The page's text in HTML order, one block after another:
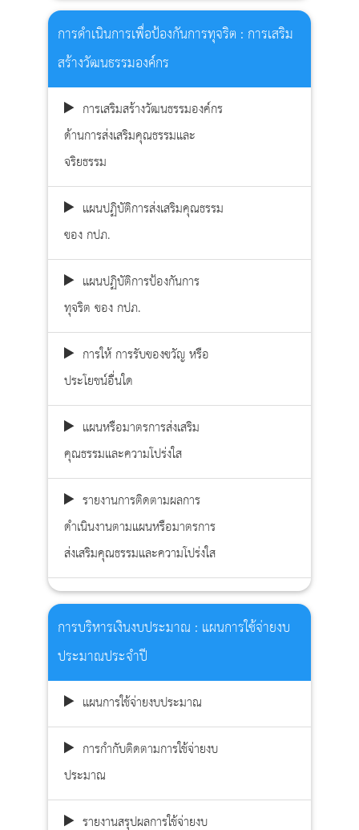
การดำเนินการเพื่อป้องกันการทุจริต : การเสริม
สร้างวัฒนธรรมองค์กร
การเสริมสร้างวัฒนธรรมองค์กร
ด้านการส่งเสริมคุณธรรมและ
จริยธรรม
แผนปฏิบัติการส่งเสริมคุณธรรม
ของ กปภ.
แผนปฏิบัติการป้องกันการ
ทุจริต ของ กปภ.
การให้ การรับของขวัญ หรือ
ประโยชน์อื่นใด
แผนหรือมาตรการส่งเสริม
คุณธรรมและความโปร่งใส
รายงานการติดตามผลการ
ดำเนินงานตามแผนหรือมาตรการ
ส่งเสริมคุณธรรมและความโปร่งใส
การบริหารเงินงบประมาณ : แผนการใช้จ่ายงบ
ประมาณประจำปี
แผนการใช้จ่ายงบประมาณ
การกำกับติดตามการใช้จ่ายงบ
ประมาณ
รายงานสรุปผลการใช้จ่ายงบ